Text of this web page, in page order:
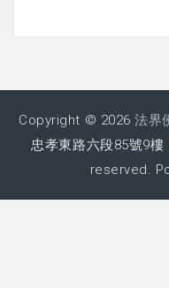
Copyright © 2026法界
忠孝東路六段85號9
reserved.